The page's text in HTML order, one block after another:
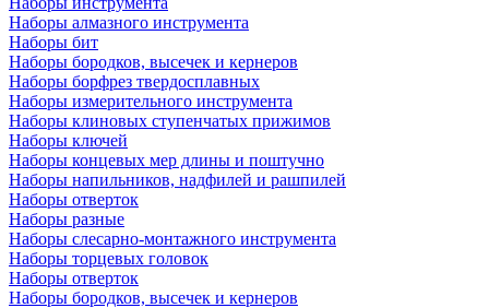
Наборы алмазного инструмента
Наборы бит
Наборы бородков, высечек и кернеров
Наборы борфрез твердосплавных
Наборы измерительного инструмента
Наборы клиновых ступенчатых прижимов
Наборы ключей
Наборы концевых мер длины и поштучно
Наборы напильников, надфилей и рашпилей
Наборы отверток
Наборы разные
Наборы слесарно-монтажного инструмента
Наборы торцевых головок
Наборы отверток
Наборы бородков, высечек и кернеров